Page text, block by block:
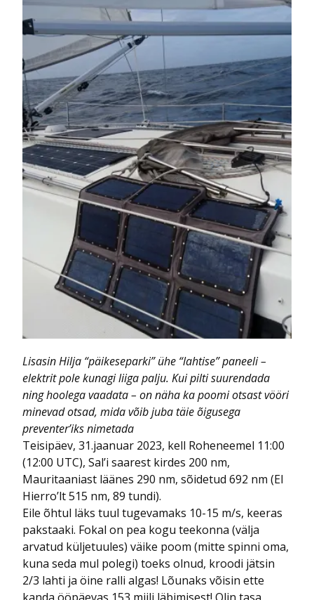
Lisasin Hilja “päikeseparki” ühe “lahtise” paneeli –
elektrit pole kunagi liiga palju. Kui pilti suurendada
ning hoolega vaadata – on näha ka poomi otsast vööri
minevad otsad, mida võib juba täie õigusega
preventer’iks nimetada
Teisipäev, 31.jaanuar 2023, kell Roheneemel 11:00
(12:00 UTC), Sal’i saarest kirdes 200 nm,
Mauritaaniast läänes 290 nm, sõidetud 692 nm (El
Hierro’lt 515 nm, 89 tundi).
Eile õhtul läks tuul tugevamaks 10-15 m/s, keeras
pakstaaki. Fokal on pea kogu teekonna (välja
arvatud küljetuules) väike poom (mitte spinni oma,
kuna seda mul polegi) toeks olnud, kroodi jätsin
2/3 lahti ja öine ralli algas! Lõunaks võisin ette